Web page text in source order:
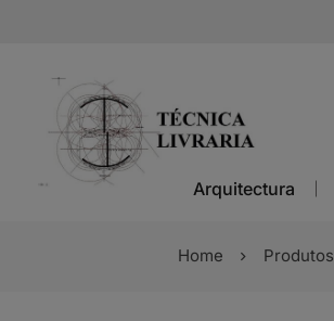
Arquitectura
Home Produtos